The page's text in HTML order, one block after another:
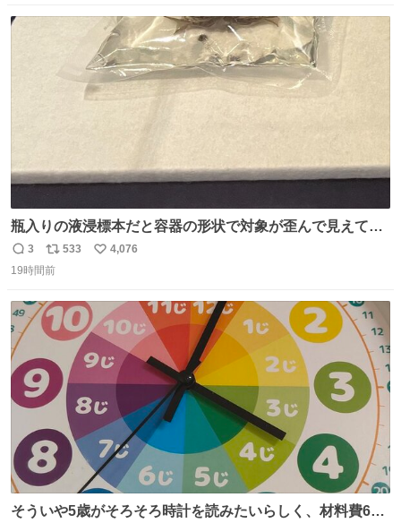
ギーのだよ」というこれ、素朴な焼菓子に見えてナポレオ
ン戦争の歴史があった。
数
瓶入りの液浸標本だと容器の形状で対象が歪んで見えてし
まうことから、なるべく歪みがない状態で観察しやすいよ
うにこのような形で保存していると前に科博の先生から教
返
信
3
リ
ポ
ト
数
533
い
数
4,076
19時間前
そういや5歳がそろそろ時計を読みたいらしく、材料費600